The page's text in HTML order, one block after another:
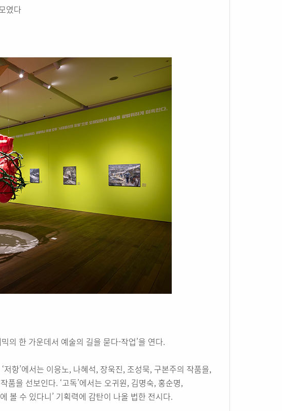
였다
의 한 가운데서 예술의 길을 묻다-작업’을 연다.
항’에서는 이응노, 나혜석, 장욱진, 조성묵, 구본주의 작품을,
품을 선보인다. ‘고독’에서는 오귀원, 김명숙, 홍순명,
볼 수 있다니’ 기획력에 감탄이 나올 법한 전시다.